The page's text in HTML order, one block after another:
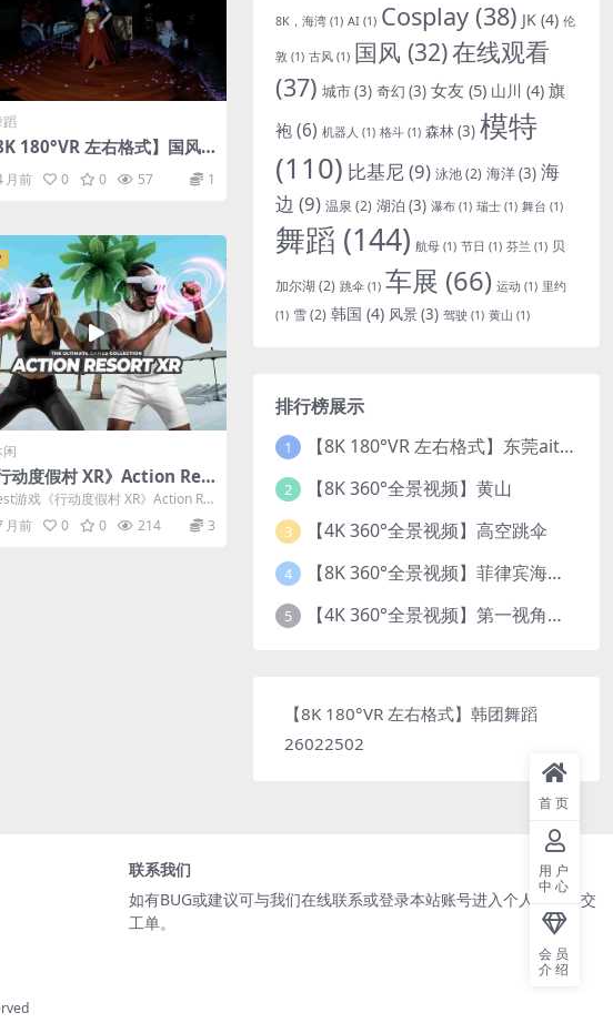
蹈
8K 180°VR 左右格式】国风
蹈26041202
月前 0 0 57 1
动度假村 XR》Action Res
XR v0.4.64.464
游戏《行动度假村 XR》Action Re
XR 是一款专注于...
月前 0 0 214 3
8K，海湾 (1) AI (1) Cosplay (38) JK (4) 伦
敦 (1) 古风 (1) 国风 (32)在线观看
(37) 城市(3) 奇幻 (3) 女友 (5) 山川 (4) 旗
袍(6) 机器人 (1) 格斗 (1) 森林(3) 模特
(110) 比基尼(9) 泳池(2) 海洋(3) 海
边 (9) 温泉 (2) 湖泊 (3) 瀑布 (1) 瑞士 (1) 舞台 (1)
舞蹈 (144) 航母 (1) 节日 (1) 芬兰 (1) 贝
加尔湖 (2) 跳伞 (1) 车展 (66) 运动 (1) 里约
(1) 雪(2) 韩国 (4) 风景(3) 驾驶 (1) 黄山 (1)
排行榜展示
1 【8K 180°VR 左右格式】东莞ait改装展 车模贝贝
2 【8K 360°全景视频】黄山
3 【4K 360°全景视频】高空跳伞
4 【8K 360°全景视频】菲律宾海底乐园珊瑚世界
5 【4K 360°全景视频】第一视角开飞机
【8K 180°VR 左右格式】韩团舞蹈
26022502
联系我们
如有BUG或建议可与我们在线联系或登录本站账号进入个人中心提交
工单。
首页
用户
中心
会员
介绍